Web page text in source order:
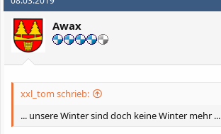
Awax
xxl_tom schrieb:
... unsere Winter sind doch keine Winter mehr ...